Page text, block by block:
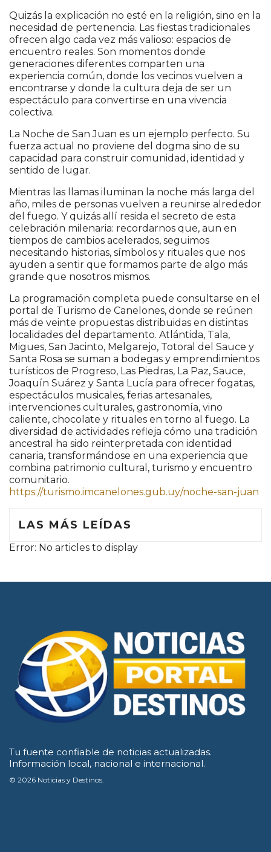
Quizás la explicación no esté en la religión, sino en la
necesidad de pertenencia. Las fiestas tradicionales
ofrecen algo cada vez más valioso: espacios de
encuentro reales. Son momentos donde
generaciones diferentes comparten una
experiencia común, donde los vecinos vuelven a
encontrarse y donde la cultura deja de ser un
espectáculo para convertirse en una vivencia
colectiva.
La Noche de San Juan es un ejemplo perfecto. Su
fuerza actual no proviene del dogma sino de su
capacidad para construir comunidad, identidad y
sentido de lugar.
Mientras las llamas iluminan la noche más larga del
año, miles de personas vuelven a reunirse alrededor
del fuego. Y quizás allí resida el secreto de esta
celebración milenaria: recordarnos que, aun en
tiempos de cambios acelerados, seguimos
necesitando historias, símbolos y rituales que nos
ayuden a sentir que formamos parte de algo más
grande que nosotros mismos.
La programación completa puede consultarse en el
portal de Turismo de Canelones, donde se reúnen
más de veinte propuestas distribuidas en distintas
localidades del departamento. Atlántida, Tala,
Migues, San Jacinto, Melgarejo, Totoral del Sauce y
Santa Rosa se suman a bodegas y emprendimientos
turísticos de Progreso, Las Piedras, La Paz, Sauce,
Joaquín Suárez y Santa Lucía para ofrecer fogatas,
espectáculos musicales, ferias artesanales,
intervenciones culturales, gastronomía, vino
caliente, chocolate y rituales en torno al fuego. La
diversidad de actividades refleja cómo una tradición
ancestral ha sido reinterpretada con identidad
canaria, transformándose en una experiencia que
combina patrimonio cultural, turismo y encuentro
comunitario.
https://turismo.imcanelones.gub.uy/noche-san-juan
LAS MÁS LEÍDAS
Error: No articles to display
Tu fuente confiable de noticias actualizadas.
Información local, nacional e internacional.
© 2026 Noticias y Destinos.